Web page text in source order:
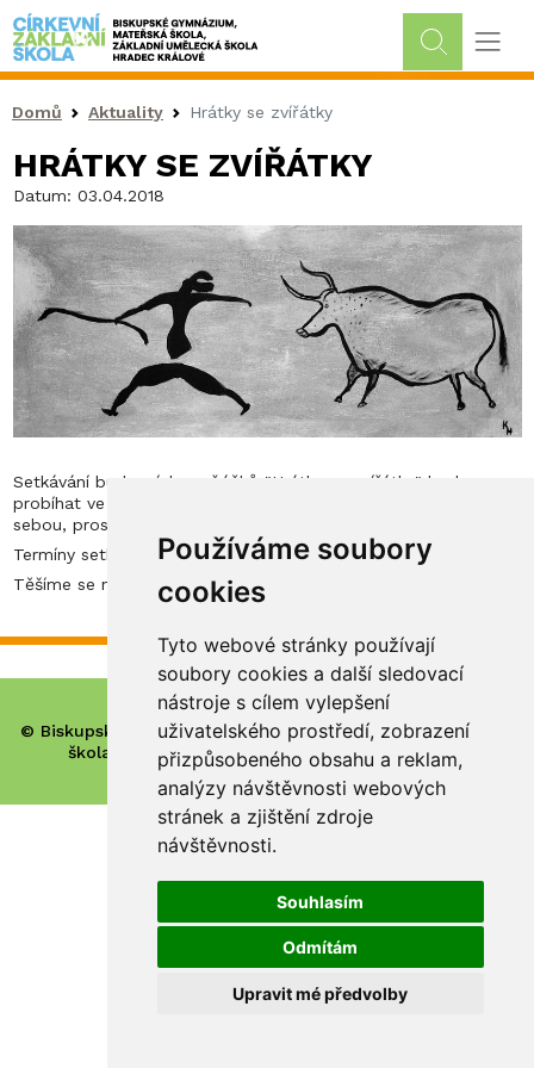
Používáme soubory
cookies
Tyto webové stránky používají
soubory cookies a další sledovací
nástroje s cílem vylepšení
uživatelského prostředí, zobrazení
přizpůsobeného obsahu a reklam,
analýzy návštěvnosti webových
stránek a zjištění zdroje
návštěvnosti.
Souhlasím
Odmítám
Upravit mé předvolby
Drobečková navigace
Domů Aktuality Hrátky se zvířátky
HRÁTKY SE ZVÍŘÁTKY
Datum: 03.04.2018
Setkávání budoucích prvňáčků "Hrátky se zvířátky" bude
probíhat ve
sebou, prosíme, vezměte přezůvky.
Termíny setkání:
12. 4., 19. 4., 26. 4., 3. 5., 10. 5., 17. 5.
Těšíme se na vás!
© Biskupské gymnázium, církevní základní škola, mateřská
škola a základní umělecká škola Hradec Králové